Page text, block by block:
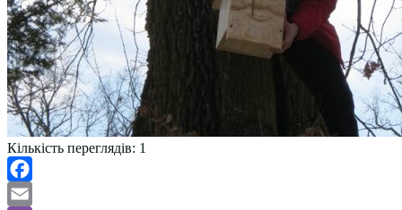
Кількість переглядів: 1
Facebook